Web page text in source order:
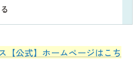
【公式】ホームページはこち